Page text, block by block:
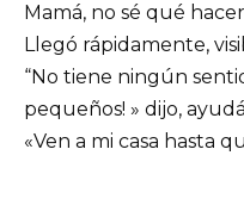
Mamá, no sé qué
Llegó rápidamente,
“No tiene ningún
pequeños! » dijo,
«Ven a mi casa hasta